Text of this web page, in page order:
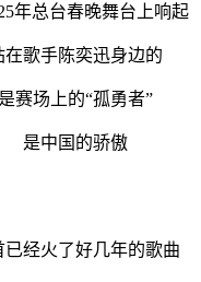
年总台春晚舞台上响起
在歌手陈奕迅身边的
是赛场上的“孤勇者”
是中国的骄傲
已经火了好几年的歌曲